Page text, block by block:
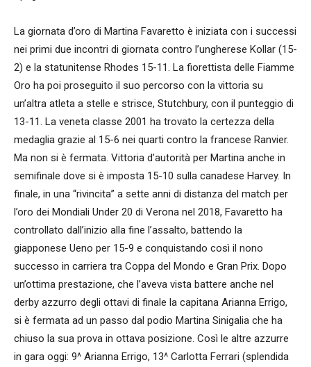
La giornata d’oro di Martina Favaretto è iniziata con i successi
nei primi due incontri di giornata contro l’ungherese Kollar (15-
2) e la statunitense Rhodes 15-11. La fiorettista delle Fiamme
Oro ha poi proseguito il suo percorso con la vittoria su
un’altra atleta a stelle e strisce, Stutchbury, con il punteggio di
13-11. La veneta classe 2001 ha trovato la certezza della
medaglia grazie al 15-6 nei quarti contro la francese Ranvier.
Ma non si è fermata. Vittoria d’autorità per Martina anche in
semifinale dove si è imposta 15-10 sulla canadese Harvey. In
finale, in una “rivincita” a sette anni di distanza del match per
l’oro dei Mondiali Under 20 di Verona nel 2018, Favaretto ha
controllato dall’inizio alla fine l’assalto, battendo la
giapponese Ueno per 15-9 e conquistando così il nono
successo in carriera tra Coppa del Mondo e Gran Prix. Dopo
un’ottima prestazione, che l’aveva vista battere anche nel
derby azzurro degli ottavi di finale la capitana Arianna Errigo,
si è fermata ad un passo dal podio Martina Sinigalia che ha
chiuso la sua prova in ottava posizione. Così le altre azzurre
in gara oggi: 9^ Arianna Errigo, 13^ Carlotta Ferrari (splendida